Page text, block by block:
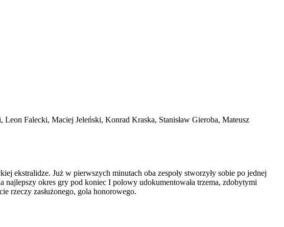
Falecki, Maciej Jeleński, Konrad Kraska, Stanisław Gieroba, Mateusz
ekstralidze. Już w pierwszych minutach oba zespoły stworzyły sobie po jednej
okres gry pod koniec I polowy udokumentowała trzema, zdobytymi
rzeczy zasłużonego, gola honorowego.